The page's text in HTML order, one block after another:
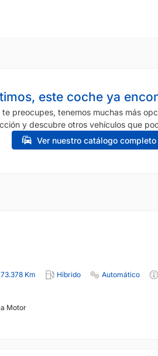
este coche ya
te preocupes, tenemos muchas más
y descubre otros vehículos que
Ver nuestro catálogo completo
73.378 Km Híbrido Automático
Motor